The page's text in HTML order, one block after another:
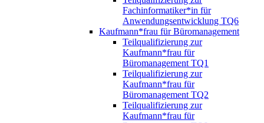
Fachinformatiker*in für
Anwendungsentwicklung TQ6
Kaufmann*frau für Büromanagement
Teilqualifizierung zur
Kaufmann*frau für
Büromanagement TQ1
Teilqualifizierung zur
Kaufmann*frau für
Büromanagement TQ2
Teilqualifizierung zur
Kaufmann*frau für